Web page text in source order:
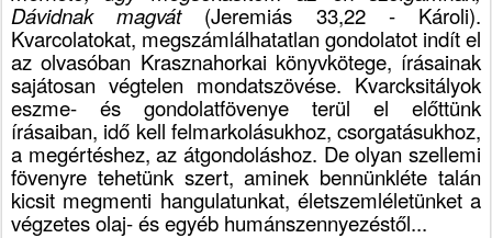
Dávidnak magvát(Jeremiás 33,22 - Károli).
Kvarcolatokat, megszámlálhatatlan gondolatot indít el
az olvasóban Krasznahorkai könyvkötege, írásainak
sajátosan végtelen mondatszövése. Kvarcksitályok
eszme- és gondolatfövenye terül el előttünk
írásaiban, idő kell felmarkolásukhoz, csorgatásukhoz,
a megértéshez, az átgondoláshoz. De olyan szellemi
fövenyre tehetünk szert, aminek bennünkléte talán
kicsit megmenti hangulatunkat, életszemléletünket a
végzetes olaj- és egyéb humánszennyezéstől...